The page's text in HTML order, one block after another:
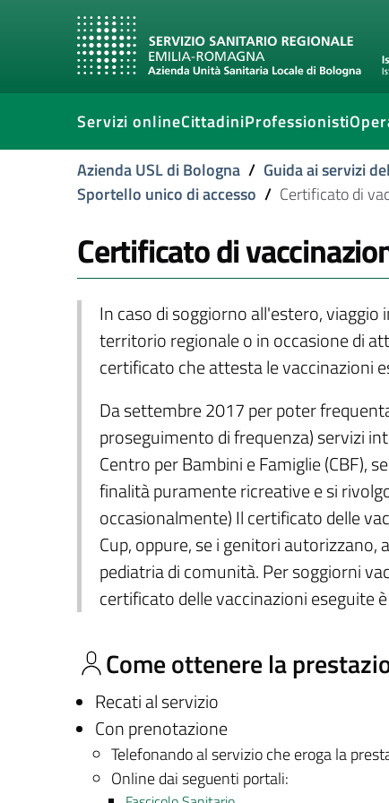
Servizi onlineCittadiniProfessionisti
Azienda USL di Bologna / Guida ai servizi
Sportello unico di accesso / Certificato di
Certificato di
In caso di soggiorno all'estero,
territorio regionale o in occasione di
certificato che attesta le vaccinazioni
Da settembre 2017 per poter
proseguimento di frequenza) servizi
Centro per Bambini e Famiglie (CBF),
finalità puramente ricreative e si
occasionalmente) Il certificato delle
Cup, oppure, se i genitori
pediatria di comunità. Per soggiorni
certificato delle vaccinazioni eseguite
Come ottenere la
Recati al servizio
Con prenotazione
Telefonando al servizio che eroga la
Online dai seguenti portali: